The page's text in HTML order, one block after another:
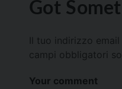
Got
Il tuo indirizzo
campi obbligatori
Your comment